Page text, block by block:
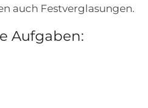
auch Festverglasungen.
Aufgaben: